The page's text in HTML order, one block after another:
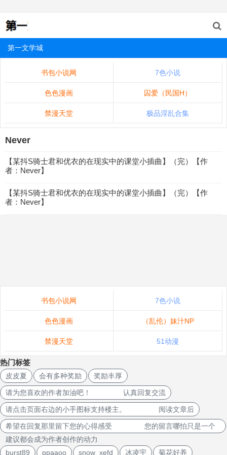
第一文学城
书包小说网 7色小说
色色漫画 囚爱（民国H）
禁漫天堂 极品淫乱合集
Never
【某抖S骑士君和优衣的在现实中的课堂小插曲】（完）【作
者：Never】
【某抖S骑士君和优衣的在现实中的课堂小插曲】（完）【作
者：Never】
书包小说网 7色小说
色色漫画 （乱伦）妹汁NP
禁漫天堂 51动漫
热门标签
皮皮夏 会有多种奖励 奖励丰厚
请为您喜欢的作者加油吧！ 认真回复交流
请点击页面右边的小手图标支持楼主。 阅读文章后
希望在回复那里留下您的心得感受 您的留言哪怕只是一个
建议都会成为作者创作的动力
burst89
ppaaoo snow_xefd 冰凌宇 菊花好养